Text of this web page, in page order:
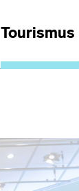
Tourismus